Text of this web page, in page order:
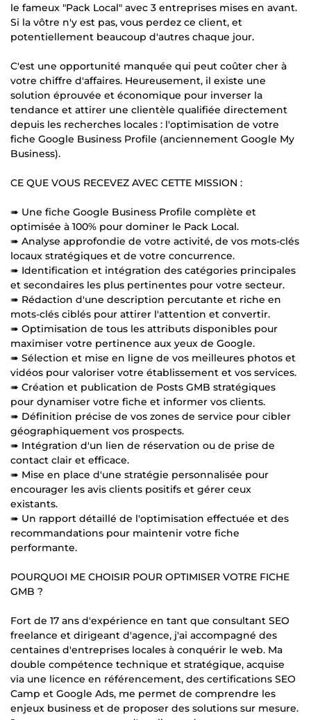
le fameux "Pack Local" avec 3 entreprises mises en avant.
Si la vôtre n'y est pas, vous perdez ce client, et
potentiellement beaucoup d'autres chaque jour.
C'est une opportunité manquée qui peut coûter cher à
votre chiffre d'affaires. Heureusement, il existe une
solution éprouvée et économique pour inverser la
tendance et attirer une clientèle qualifiée directement
depuis les recherches locales : l'optimisation de votre
fiche Google Business Profile (anciennement Google My
Business).
CE QUE VOUS RECEVEZ AVEC CETTE MISSION :
➠ Une fiche Google Business Profile complète et
optimisée à 100% pour dominer le Pack Local.
➠ Analyse approfondie de votre activité, de vos mots-clés
locaux stratégiques et de votre concurrence.
➠ Identification et intégration des catégories principales
et secondaires les plus pertinentes pour votre secteur.
➠ Rédaction d'une description percutante et riche en
mots-clés ciblés pour attirer l'attention et convertir.
➠ Optimisation de tous les attributs disponibles pour
maximiser votre pertinence aux yeux de Google.
➠ Sélection et mise en ligne de vos meilleures photos et
vidéos pour valoriser votre établissement et vos services.
➠ Création et publication de Posts GMB stratégiques
pour dynamiser votre fiche et informer vos clients.
➠ Définition précise de vos zones de service pour cibler
géographiquement vos prospects.
➠ Intégration d'un lien de réservation ou de prise de
contact clair et efficace.
➠ Mise en place d'une stratégie personnalisée pour
encourager les avis clients positifs et gérer ceux
existants.
➠ Un rapport détaillé de l'optimisation effectuée et des
recommandations pour maintenir votre fiche
performante.
POURQUOI ME CHOISIR POUR OPTIMISER VOTRE FICHE
GMB ?
Fort de 17 ans d'expérience en tant que consultant SEO
freelance et dirigeant d'agence, j'ai accompagné des
centaines d'entreprises locales à conquérir le web. Ma
double compétence technique et stratégique, acquise
via une licence en référencement, des certifications SEO
Camp et Google Ads, me permet de comprendre les
enjeux business et de proposer des solutions sur mesure.